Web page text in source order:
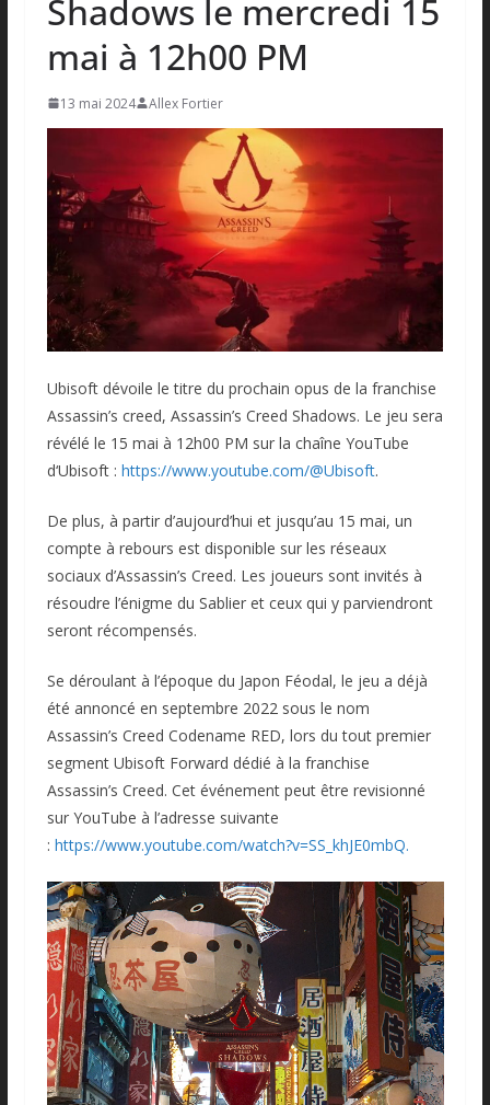
Shadows le mercredi 15
mai à 12h00 PM
13 mai 2024 Allex Fortier
Ubisoft dévoile le titre du prochain opus de la franchise
Assassin’s creed, Assassin’s Creed Shadows. Le jeu sera
révélé le 15 mai à 12h00 PM sur la chaîne YouTube
d‘Ubisoft : https://www.youtube.com/@Ubisoft.
De plus, à partir d’aujourd’hui et jusqu’au 15 mai, un
compte à rebours est disponible sur les réseaux
sociaux d’Assassin’s Creed. Les joueurs sont invités à
résoudre l’énigme du Sablier et ceux qui y parviendront
seront récompensés.
Se déroulant à l’époque du Japon Féodal, le jeu a déjà
été annoncé en septembre 2022 sous le nom
Assassin’s Creed Codename RED, lors du tout premier
segment Ubisoft Forward dédié à la franchise
Assassin’s Creed. Cet événement peut être revisionné
sur YouTube à l’adresse suivante
: https://www.youtube.com/watch?v=SS_khJE0mbQ.